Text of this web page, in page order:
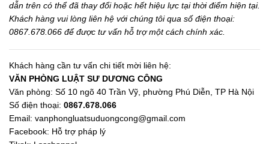
dẫn trên có thể đã thay đổi hoặc hết hiệu lực tại thời điểm hiện tại.
Khách hàng vui lòng liên hệ với chúng tôi qua số điện thoại:
0867.678.066 để được tư vấn hỗ trợ một cách chính xác.
Khách hàng cần tư vấn chi tiết mời liên hệ:
VĂN PHÒNG LUẬT SƯ DƯƠNG CÔNG
Văn phòng: Số 10 ngõ 40 Trần Vỹ, phường Phú Diễn, TP Hà Nội
Số điện thoại: 0867.678.066
Email: vanphongluatsuduongcong@gmail.com
Facebook: Hỗ trợ pháp lý